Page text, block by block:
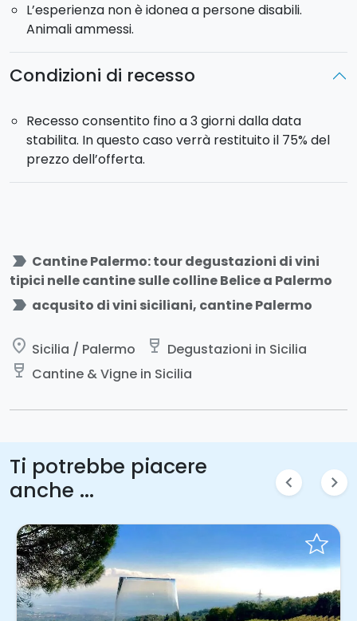
L’esperienza non è idonea a persone disabili.
Animali ammessi.
Condizioni di recesso
Recesso consentito fino a 3 giorni dalla data
stabilita. In questo caso verrà restituito il 75% del
prezzo dell’offerta.
label_important Cantine Palermo: tour degustazioni di vini
tipici nelle cantine sulle colline Belice a Palermo
label_important acqusito di vini siciliani, cantine Palermo
place Sicilia / Palermo wine_bar Degustazioni in Sicilia
wine_bar Cantine & Vigne in Sicilia
Ti potrebbe piacere
anche ...
chevron_left chevron_right